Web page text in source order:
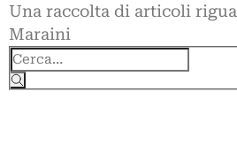
Una raccolta di articoli
Maraini